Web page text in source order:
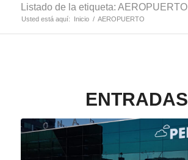
Listado de la etiqueta: AEROPUERTO
Usted está aquí: Inicio / AEROPUERTO
ENTRADAS